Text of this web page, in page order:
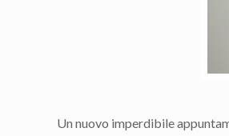
Un nuovo imperdibile